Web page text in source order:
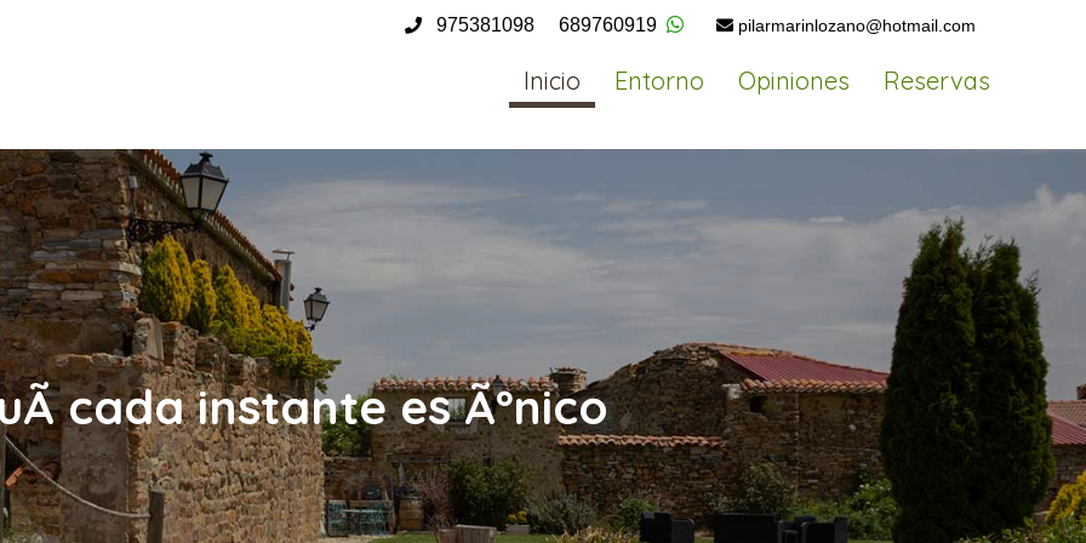
975381098 689760919 pilarmarinlozano@hotmail.com
Inicio Entorno Opiniones Reservas
cada instante es Ãºnico